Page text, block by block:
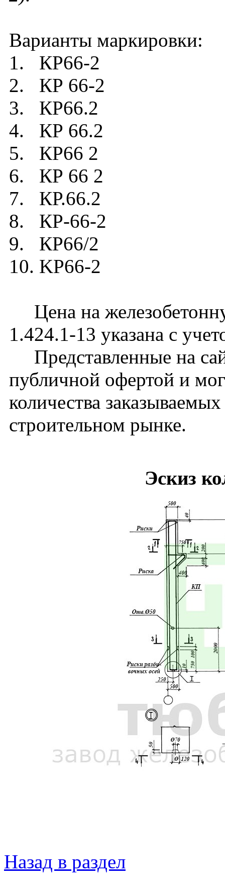
Варианты маркировки:
1. КР66-2
2. КР 66-2
3. КР66.2
4. КР 66.2
5. КР66 2
6. КР 66 2
7. КР.66.2
8. КР-66-2
9. КР66/2
10. KP66-2
Цена на
1.424.1-13 указана с
Представленные на
публичной офертой и
количества
строительном рынке.
Эскиз
Назад в раздел